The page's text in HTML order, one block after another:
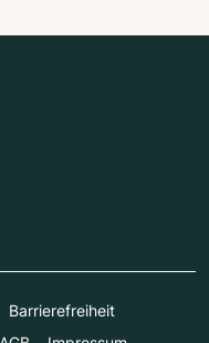
Barrierefreiheit